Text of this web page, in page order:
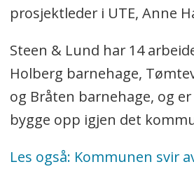
prosjektleder i UTE, Anne
Steen & Lund har 14
Holberg barnehage,
og Bråten barnehage, og
bygge opp igjen det
Les også: Kommunen svir